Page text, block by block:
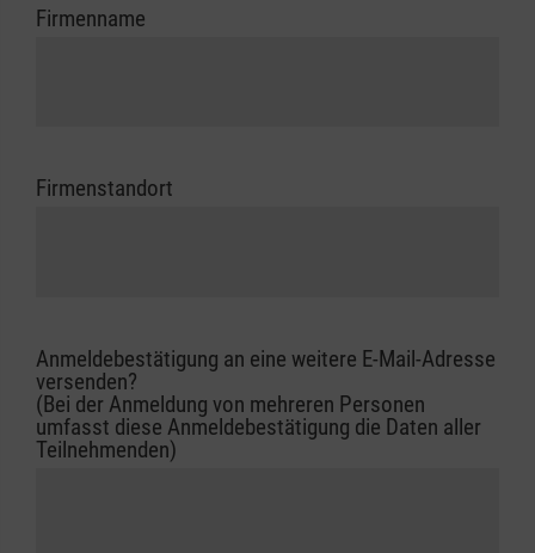
Firmenname
Firmenstandort
Anmeldebestätigung an eine weitere E-Mail-Adresse
versenden?
(Bei der Anmeldung von mehreren Personen
umfasst diese Anmeldebestätigung die Daten aller
Teilnehmenden)